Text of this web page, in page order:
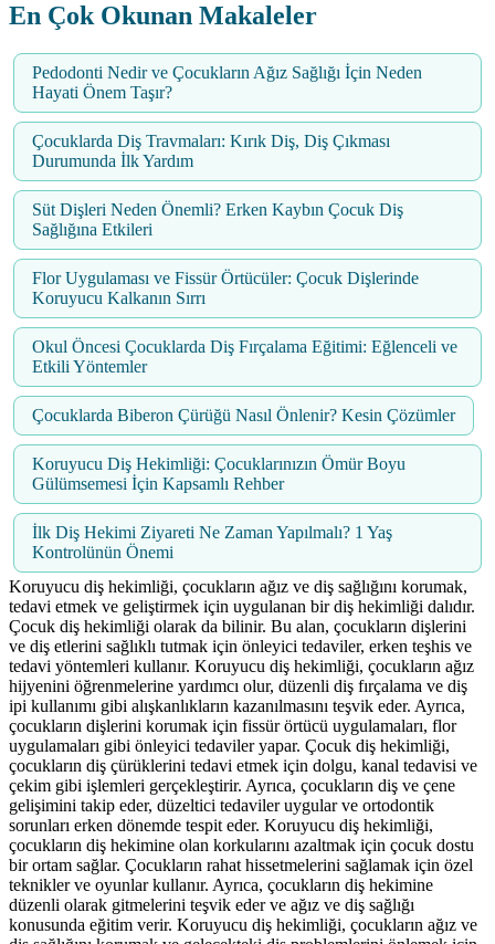
En Çok Okunan Makaleler
Pedodonti Nedir ve Çocukların Ağız Sağlığı İçin Neden
Hayati Önem Taşır?
Çocuklarda Diş Travmaları: Kırık Diş, Diş Çıkması
Durumunda İlk Yardım
Süt Dişleri Neden Önemli? Erken Kaybın Çocuk Diş
Sağlığına Etkileri
Flor Uygulaması ve Fissür Örtücüler: Çocuk Dişlerinde
Koruyucu Kalkanın Sırrı
Okul Öncesi Çocuklarda Diş Fırçalama Eğitimi: Eğlenceli ve
Etkili Yöntemler
Çocuklarda Biberon Çürüğü Nasıl Önlenir? Kesin Çözümler
Koruyucu Diş Hekimliği: Çocuklarınızın Ömür Boyu
Gülümsemesi İçin Kapsamlı Rehber
İlk Diş Hekimi Ziyareti Ne Zaman Yapılmalı? 1 Yaş
Kontrolünün Önemi
Koruyucu diş hekimliği, çocukların ağız ve diş sağlığını korumak,
tedavi etmek ve geliştirmek için uygulanan bir diş hekimliği dalıdır.
Çocuk diş hekimliği olarak da bilinir. Bu alan, çocukların dişlerini
ve diş etlerini sağlıklı tutmak için önleyici tedaviler, erken teşhis ve
tedavi yöntemleri kullanır. Koruyucu diş hekimliği, çocukların ağız
hijyenini öğrenmelerine yardımcı olur, düzenli diş fırçalama ve diş
ipi kullanımı gibi alışkanlıkların kazanılmasını teşvik eder. Ayrıca,
çocukların dişlerini korumak için fissür örtücü uygulamaları, flor
uygulamaları gibi önleyici tedaviler yapar. Çocuk diş hekimliği,
çocukların diş çürüklerini tedavi etmek için dolgu, kanal tedavisi ve
çekim gibi işlemleri gerçekleştirir. Ayrıca, çocukların diş ve çene
gelişimini takip eder, düzeltici tedaviler uygular ve ortodontik
sorunları erken dönemde tespit eder. Koruyucu diş hekimliği,
çocukların diş hekimine olan korkularını azaltmak için çocuk dostu
bir ortam sağlar. Çocukların rahat hissetmelerini sağlamak için özel
teknikler ve oyunlar kullanır. Ayrıca, çocukların diş hekimine
düzenli olarak gitmelerini teşvik eder ve ağız ve diş sağlığı
konusunda eğitim verir. Koruyucu diş hekimliği, çocukların ağız ve